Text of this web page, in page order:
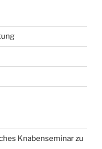
Knabenseminar zu